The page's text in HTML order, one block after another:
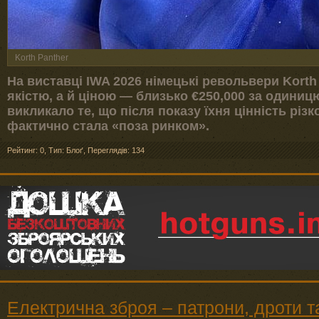
Korth Panther
На виставці IWA 2026 німецькі револьвери
якістю, а й ціною — близько €250,000 за
викликало те, що після показу їхня цінність
фактично стала «поза ринком».
Рейтинг: 0 Тип: Блоґ Переглядів: 134
Електрична зброя – патрони, дроти